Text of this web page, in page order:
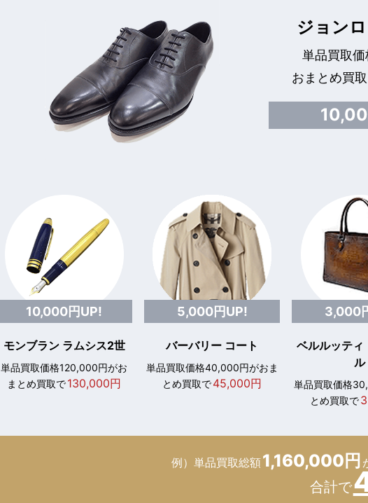
ジョン
単品買取
おまとめ買
10,000円UP!
モンブラン ラムシス2世
単品買取価格120,000円がお
まとめ買取で130,000円
5,000円UP!
バーバリー コート
単品買取価格40,000円がおま
とめ買取で45,000円
3,000
ベルルッティ
ル
単品買取価格
とめ買取で
例）単品買取総額1,160,000円
合計で